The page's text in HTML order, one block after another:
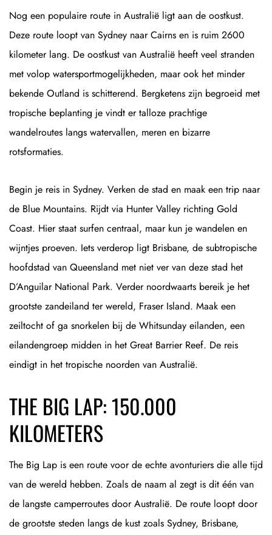
Nog een populaire route in Australië ligt aan de oostkust.
Deze route loopt van Sydney naar Cairns en is ruim 2600
kilometer lang. De oostkust van Australië heeft veel stranden
met volop watersportmogelijkheden, maar ook het minder
bekende Outland is schitterend. Bergketens zijn begroeid met
tropische beplanting je vindt er talloze prachtige
wandelroutes langs watervallen, meren en bizarre
rotsformaties.
Begin je reis in Sydney. Verken de stad en maak een trip naar
de Blue Mountains. Rijdt via Hunter Valley richting Gold
Coast. Hier staat surfen centraal, maar kun je wandelen en
wijntjes proeven. Iets verderop ligt Brisbane, de subtropische
hoofdstad van Queensland met niet ver van deze stad het
D’Anguilar National Park. Verder noordwaarts bereik je het
grootste zandeiland ter wereld, Fraser Island. Maak een
zeiltocht of ga snorkelen bij de Whitsunday eilanden, een
eilandengroep midden in het Great Barrier Reef. De reis
eindigt in het tropische noorden van Australië.
THE BIG LAP: 150.000
KILOMETERS
The Big Lap is een route voor de echte avonturiers die alle tijd
van de wereld hebben. Zoals de naam al zegt is dit één van
de langste camperroutes door Australië. De route loopt door
de grootste steden langs de kust zoals Sydney, Brisbane,